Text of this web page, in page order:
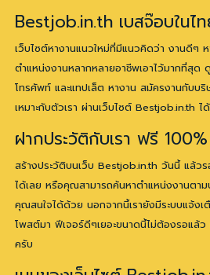
Bestjob.in.th เบสจ๊อบในไ
เว็บไซต์หางานแนวใหม่ที่มีแนวคิดว่า งานดีๆ
ตำแหน่งงานหลากหลายอาชีพเอาไว้มากที่สุด
โทรศัพท์ และแทปเล็ต หางาน สมัครงานกับบ
เหมาะกับตัวเรา ผ่านเว็บไซต์ Bestjob.in.th ไ
ฝากประวัติกับเรา ฟรี 100%
สร้างประวัติบนเว็บ Bestjob.in.th วันนี้ แล้
ได้เลย หรือคุณสามารถค้นหาตำแหน่งงานตา
คุณสนใจได้ด้วย นอกจากนี้เรายังมีระบบแจ้งเ
โพสต์มา ฟีเจอร์ดีๆเยอะขนาดนี้ไม่ต้องรอแล้ว
ครับ